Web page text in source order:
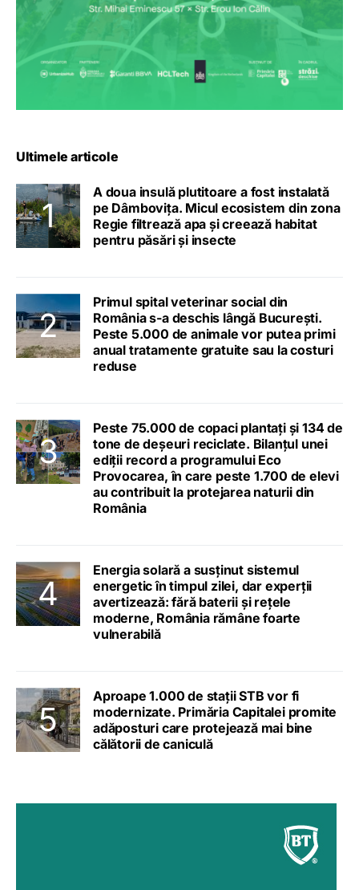
Ultimele articole
A doua insulă plutitoare a fost instalată
pe Dâmbovița. Micul ecosistem din zona
Regie filtrează apa și creează habitat
pentru păsări și insecte
Primul spital veterinar social din
România s-a deschis lângă București.
Peste 5.000 de animale vor putea primi
anual tratamente gratuite sau la costuri
reduse
Peste 75.000 de copaci plantați și 134 de
tone de deșeuri reciclate. Bilanțul unei
ediții record a programului Eco
Provocarea, în care peste 1.700 de elevi
au contribuit la protejarea naturii din
România
Energia solară a susținut sistemul
energetic în timpul zilei, dar experții
avertizează: fără baterii și rețele
moderne, România rămâne foarte
vulnerabilă
Aproape 1.000 de stații STB vor fi
modernizate. Primăria Capitalei promite
adăposturi care protejează mai bine
călătorii de caniculă